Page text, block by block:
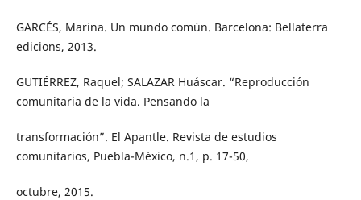
GARCÉS, Marina. Un mundo común. Barcelona: Bellaterra
edicions, 2013.
GUTIÉRREZ, Raquel; SALAZAR Huáscar. “Reproducción
comunitaria de la vida. Pensando la
transformación”. El Apantle. Revista de estudios
comunitarios, Puebla-México, n.1, p. 17-50,
octubre, 2015.